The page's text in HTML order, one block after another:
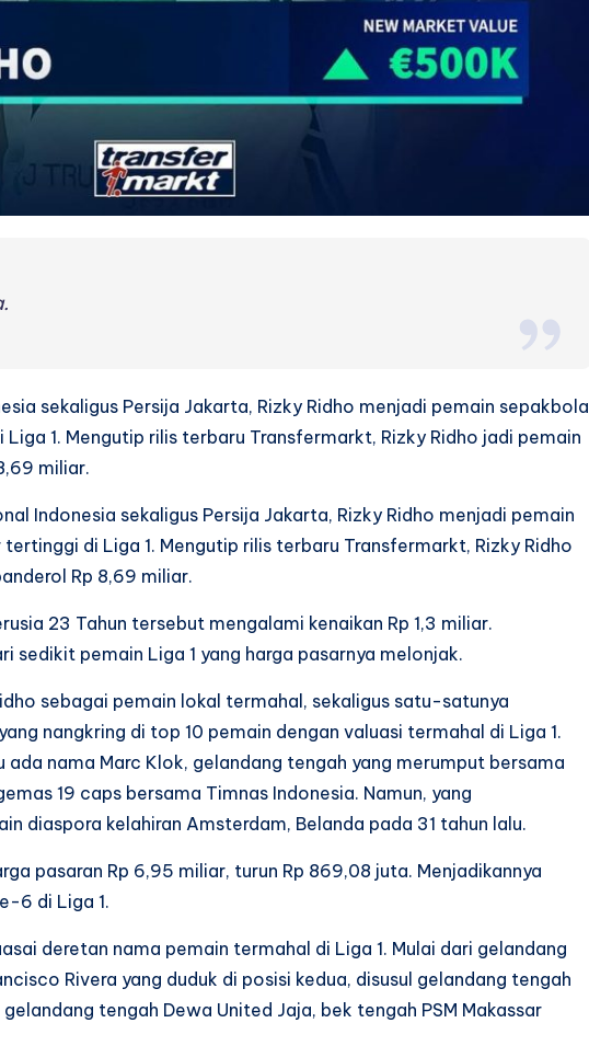
sekaligus Persija Jakarta, Rizky Ridho menjadi pemain sepakbola
1. Mengutip rilis terbaru Transfermarkt, Rizky Ridho jadi pemain
miliar.
Indonesia sekaligus Persija Jakarta, Rizky Ridho menjadi pemain
di Liga 1. Mengutip rilis terbaru Transfermarkt, Rizky Ridho
Rp 8,69 miliar.
23 Tahun tersebut mengalami kenaikan Rp 1,3 miliar.
sedikit pemain Liga 1 yang harga pasarnya melonjak.
sebagai pemain lokal termahal, sekaligus satu-satunya
nangkring di top 10 pemain dengan valuasi termahal di Liga 1.
ada nama Marc Klok, gelandang tengah yang merumput bersama
19 caps bersama Timnas Indonesia. Namun, yang
diaspora kelahiran Amsterdam, Belanda pada 31 tahun lalu.
pasaran Rp 6,95 miliar, turun Rp 869,08 juta. Menjadikannya
6 di Liga 1.
deretan nama pemain termahal di Liga 1. Mulai dari gelandang
Rivera yang duduk di posisi kedua, disusul gelandang tengah
tengah Dewa United Jaja, bek tengah PSM Makassar